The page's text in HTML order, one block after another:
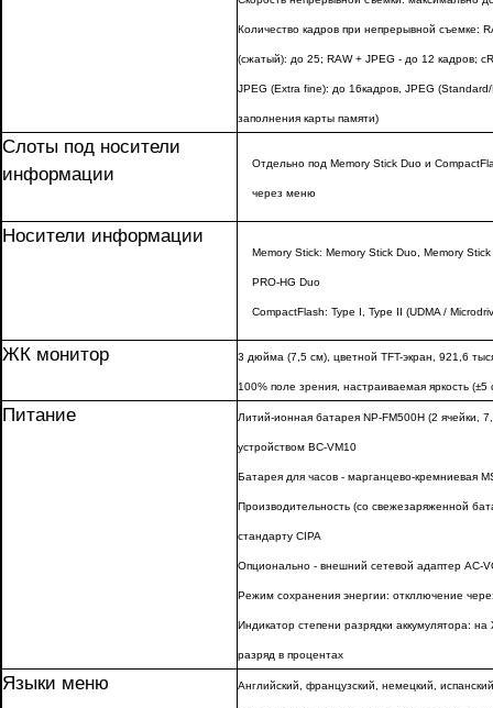
Количество кадров при непрерывной съемке:
(сжатый): до 25; RAW + JPEG - до 12 кадров;
JPEG (Extra fine): до 16кадров, JPEG
заполнения карты памяти)
Слоты под носители
информации
Отдельно под Memory Stick Duo и
через меню
Носители информации
Memory Stick: Memory Stick Duo, Memory
PRO-HG Duo
CompactFlash: Type I, Type II (UDMA /
ЖК монитор 3 дюйма (7,5 см), цветной TFT-экран, 921,6
100% поле зрения, настраиваемая яркость (±5
Питание Литий-ионная батарея NP-FM500H (2 ячейки,
устройством BC-VM10
Батарея для часов - марганцево-кремниевая
Производительность (со свежезаряженной
стандарту CIPA
Опционально - внешний сетевой адаптер AC-
Режим сохранения энергии: откллючение
Индикатор степени разрядки аккумулятора:
разряд в процентах
Языки меню Английский, французский, немецкий,